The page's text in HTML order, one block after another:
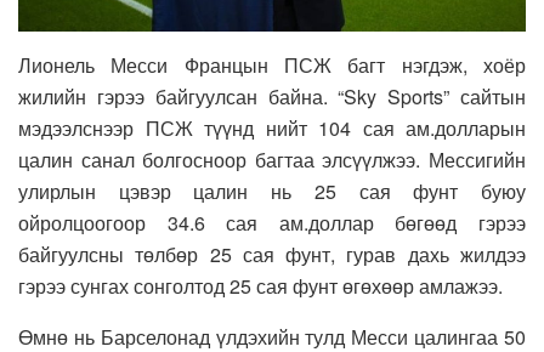
Лионель Месси Францын ПСЖ багт нэгдэж, хоёр
жилийн гэрээ байгуулсан байна. “Sky Sports” сайтын
мэдээлснээр ПСЖ түүнд нийт 104 сая ам.долларын
цалин санал болгосноор багтаа элсүүлжээ. Мессигийн
улирлын цэвэр цалин нь 25 сая фунт буюу
ойролцоогоор 34.6 сая ам.доллар бөгөөд гэрээ
байгуулсны төлбөр 25 сая фунт, гурав дахь жилдээ
гэрээ сунгах сонголтод 25 сая фунт өгөхөөр амлажээ.
Өмнө нь Барселонад үлдэхийн тулд Месси цалингаа 50